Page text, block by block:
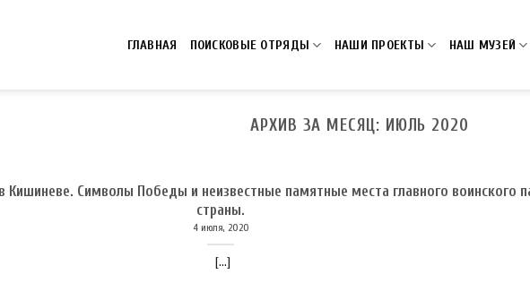
ГЛАВНАЯ ПОИСКОВЫЕ ОТРЯДЫ НАШИ ПРОЕКТЫ НАШ МУЗЕЙ
АРХИВ ЗА МЕСЯЦ: ИЮЛЬ 2020
Кишиневе. Символы Победы и неизвестные памятные места главного воинского
страны.
4 июля, 2020
[...]